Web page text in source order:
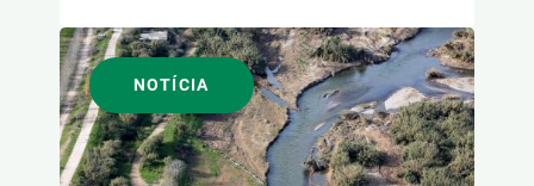
NOTÍCIA